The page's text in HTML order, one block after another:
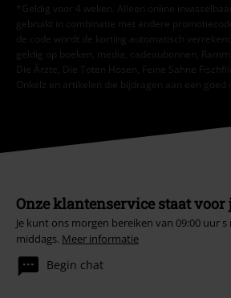
*Geldig voor 4 weken. Alleen online
gebruikt in combinatie met andere
de code wordt de korting automatisch
geldig op boeken, media, cadeaubonnen,
Die Ärzte, Die Toten Hosen, Feine Sahne
Onkelz en artikelen die bijdragen aan een goed
Onze klantenservice staat voor
Je kunt ons morgen bereiken van 09:00 uur
middags. Meer informatie
Begin chat